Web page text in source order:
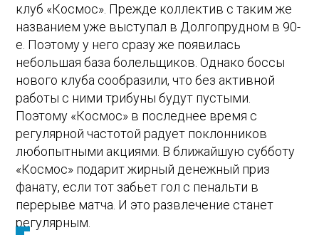
клуб «Космос». Прежде коллектив с таким же
названием уже выступал в Долгопрудном в 90-
е. Поэтому у него сразу же появилась
небольшая база болельщиков. Однако боссы
нового клуба сообразили, что без активной
работы с ними трибуны будут пустыми.
Поэтому «Космос» в последнее время с
регулярной частотой радует поклонников
любопытными акциями. В ближайшую субботу
«Космос» подарит жирный денежный приз
фанату, если тот забьет гол с пенальти в
перерыве матча. И это развлечение станет
регулярным.